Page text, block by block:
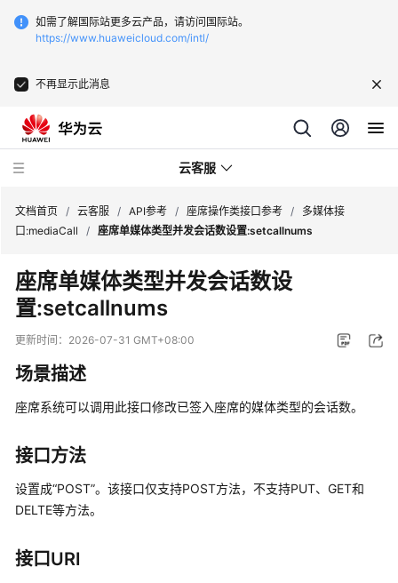
如需了解国际站更多云产品，请访问国际站。
https://www.huaweicloud.com/intl/
不再显示此消息
云客服
新
动
产
品
介
快
速
入
用
文档首页 / 云客服 / API参考 / 座席操作类接口参考 /
多媒体接
口:mediaCall
/ 座席单媒体类型并发会话数设置:setcallnums
座席单媒体类型并发会话数设
置:setcallnums
更新时间： 2026-07-31 GMT+08:00
场景描述
座席系统可以调用此接口修改已签入座席的媒体类型的会话数。
接口方法
设置成“POST”。该接口仅支持POST方法，不支持PUT、GET和
DELTE等方法。
接口URI